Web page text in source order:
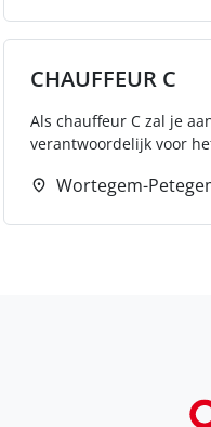
CHAUFFEUR C
Als chauffeur C zal je
verantwoordelijk voor
Wortegem-